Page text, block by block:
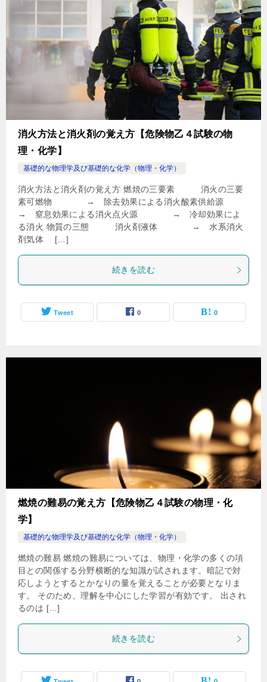
消火方法と消火剤の覚え方【危険物乙４試験の物
理・化学】
基礎的な物理学及び基礎的な化学（物理・化学）
消火方法と消火剤の覚え方 燃焼の三要素 消火の三要
素可燃物 → 除去効果による消火酸素供給源
→ 窒息効果による消火点火源 → 冷却効果によ
る消火 物質の三態 消火剤液体 → 水系消火
剤気体 […]
続きを読む
Tweet 0 0
燃焼の難易の覚え方【危険物乙４試験の物理・化
学】
基礎的な物理学及び基礎的な化学（物理・化学）
燃焼の難易 燃焼の難易については、物理・化学の多くの項
目との関係する分野横断的な知識が試されます。暗記で対
応しようとするとかなりの量を覚えることが必要となりま
す。 そのため、理解を中心にした学習が有効です。 出され
るのは […]
続きを読む